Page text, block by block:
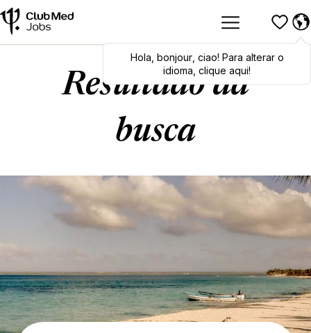
Hola,bonjour,ciao! To switch
languages, click here!
Hola bonjour, ciao! Para alterar o
idioma, clique aqui!
Resultado da
busca